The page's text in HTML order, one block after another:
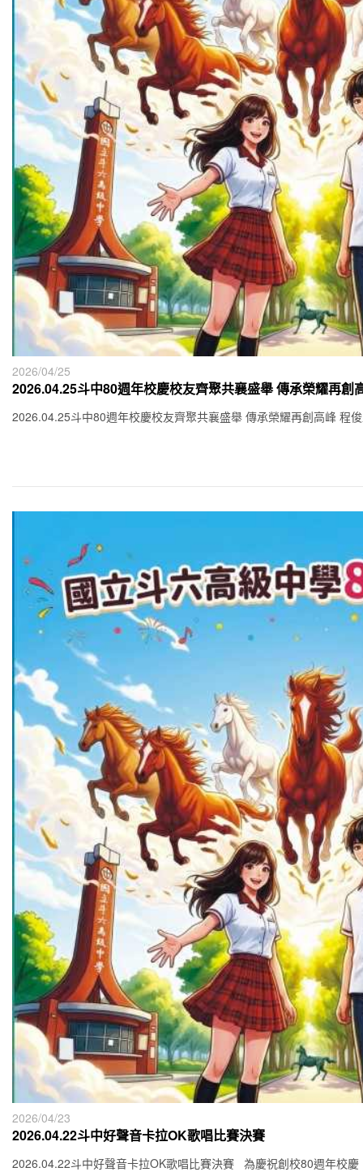
2026/04/25
2026.04.25斗中80週年校慶校友齊聚共襄盛舉 傳承榮耀再創
2026.04.25斗中80週年校慶校友齊聚共襄盛舉 傳承榮耀再創高峰 程
2026/04/23
2026.04.22斗中好聲音卡拉OK歌唱比賽決賽
2026.04.22斗中好聲音卡拉OK歌唱比賽決賽 為慶祝創校80週年校慶